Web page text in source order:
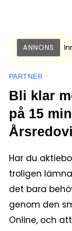
ANNONS
PARTNER
Bli klar
på 15
Har du
troligen
det bara
genom den
Online, och